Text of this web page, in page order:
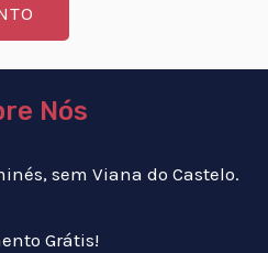
Nós
sem Viana do Castelo.
Grátis!